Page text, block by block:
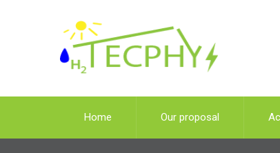
Home Our proposal